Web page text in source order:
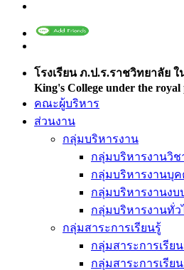
โรงเรียน ภ.ป.ร.ราชวิทยาลัย
King's College under the royal
คณะผู้บริหาร
ส่วนงาน
กลุ่มบริหารงาน
กลุ่มบริหารงานวิช
กลุ่มบริหารงานบุ
กลุ่มบริหารงานง
กลุ่มบริหารงานทั่ว
กลุ่มสาระการเรียนรู้
กลุ่มสาระการเรีย
กลุ่มสาระการเรีย